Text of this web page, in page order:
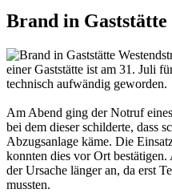
Brand in Gaststätte
einer Gaststätte ist am 31. Juli
technisch aufwändig geworden.
Am Abend ging der Notruf
bei dem dieser schilderte, dass
Abzugsanlage käme. Die
konnten dies vor Ort
der Ursache länger an, da erst
mussten.